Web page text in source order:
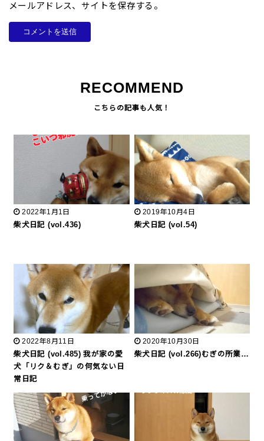
メールアドレス、サイトを保存する。
RECOMMEND
2022年1月1日
柴犬日記 (vol.436)
2019年10月4日
柴犬日記 (vol.54)
2022年8月11日
柴犬日記 (vol.485) 我が家の愛
犬「リク＆むぎ」の何気ない日
常日記
2020年10月30日
柴犬日記 (vol.266)むぎの所業…